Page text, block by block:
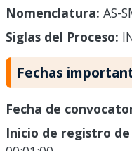
Nomenclatura: AS-
Siglas del Proceso:
Fechas
Fecha de
Inicio de registro